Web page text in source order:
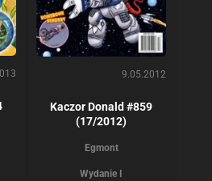
9.05.2012
Kaczor Donald #859
(17/2012)
Egmont
Wydanie I